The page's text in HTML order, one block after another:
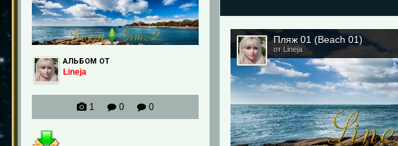
АЛЬБОМ ОТ
Lineja
1 0 0
Пляж 01 (Beach 01)
от Lineja